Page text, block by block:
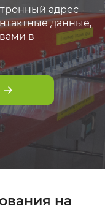
адрес
данные,
в
на